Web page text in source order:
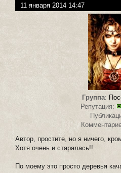
11 января 2014 14:47
Группа:
Репутация:
Автор, простите, но я ничего,
Хотя очень и старалась!!
По моему это просто деревья